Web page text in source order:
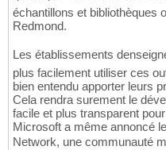
échantillons et bibliothèques
Redmond.
Les établissements
plus facilement utiliser ces
bien entendu apporter leurs
Cela rendra surement le
facile et plus transparent
Microsoft a même annoncé
Network, une communauté